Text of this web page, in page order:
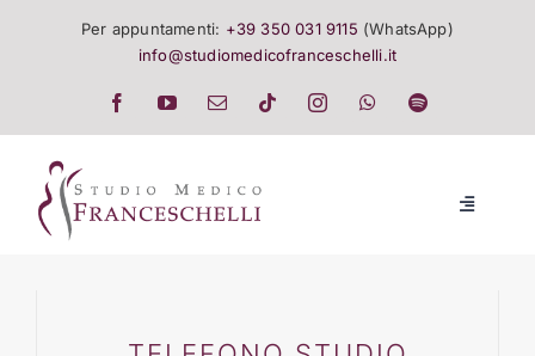
Per appuntamenti: +39 350 031 9115 (WhatsApp)
info@studiomedicofranceschelli.it
Toggle
SALUTE E TRATTAMENTI